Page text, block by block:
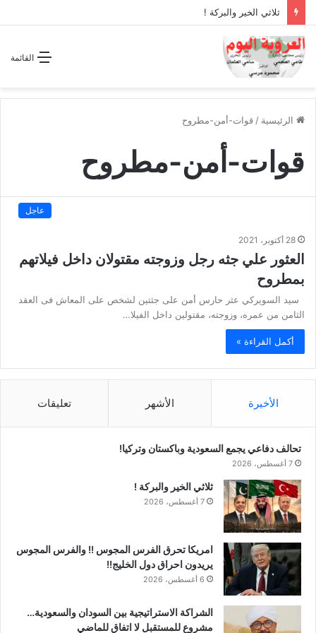
ثلاثي الخير والبركة !
القائمة
الرئيسية / قوات-أمن-مطروح
قوات-أمن-مطروح
عاجل
28 أكتوبر، 2021
العثور علي جثه رجل وزوجته مقتولان داخل فيلاتهم
بمطروح
سيد السويركي عثر حارس أمن على جثتين لشخص على المعاش فى العقد
الثامن من عمره، وزوجته، مقتولين داخل الفيلا…
أكمل القراءة »
الأخيرة الأشهر تعليقات
تحالف دفاعي يجمع السعودية وباكستان وتركيا!
7 أغسطس، 2026
ثلاثي الخير والبركة !
7 أغسطس، 2026
امريكا تحرق الفرس المجوس !! والفرس المجوس
يريدون احراق دول الخليج!!
6 أغسطس، 2026
الشراكة الاستراتيجية بين السودان والسعودية…
مشروع للمستقبل لا اتفاق للماضي